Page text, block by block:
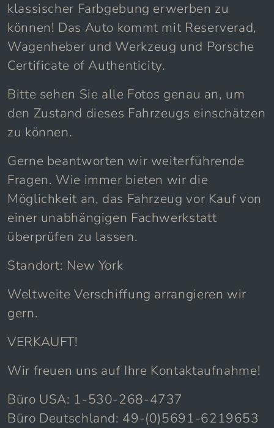
klassischer Farbgebung erwerben zu
können! Das Auto kommt mit Reserverad,
Wagenheber und Werkzeug und Porsche
Certificate of Authenticity.
Bitte sehen Sie alle Fotos genau an, um
den Zustand dieses Fahrzeugs einschätzen
zu können.
Gerne beantworten wir weiterführende
Fragen. Wie immer bieten wir die
Möglichkeit an, das Fahrzeug vor Kauf von
einer unabhängigen Fachwerkstatt
überprüfen zu lassen.
Standort: New York
Weltweite Verschiffung arrangieren wir
gern.
VERKAUFT!
Wir freuen uns auf Ihre Kontaktaufnahme!
Büro USA: 1-530-268-4737
Büro Deutschland: 49-(0)5691-6219653